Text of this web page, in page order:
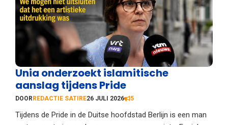
Unia onderzoekt islamitische
aanslag tijdens Pride
DOORREDACTIE SATIRE26 JULI 2026 5
Tijdens de Pride in de Duitse hoofdstad Berlijn is een man